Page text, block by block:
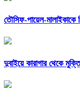
তৌসিফ-পায়েল-মালাইকাকে
দুবাইয়ে কারাগার থেকে